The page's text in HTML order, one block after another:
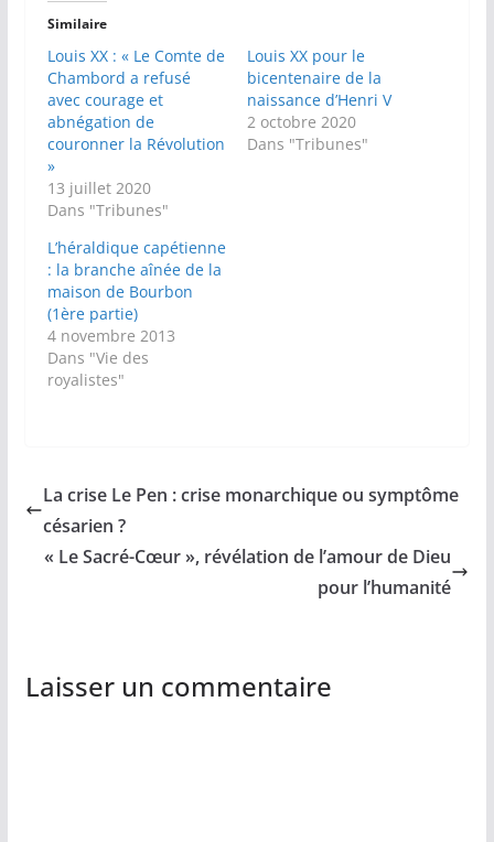
Similaire
Louis XX : « Le Comte de
Chambord a refusé
avec courage et
abnégation de
couronner la Révolution
»
13 juillet 2020
Dans "Tribunes"
Louis XX pour le
bicentenaire de la
naissance d’Henri V
2 octobre 2020
Dans "Tribunes"
L’héraldique capétienne
: la branche aînée de la
maison de Bourbon
(1ère partie)
4 novembre 2013
Dans "Vie des
royalistes"
La crise Le Pen : crise monarchique ou symptôme
césarien ?
« Le Sacré-Cœur », révélation de l’amour de Dieu
pour l’humanité
Laisser un commentaire